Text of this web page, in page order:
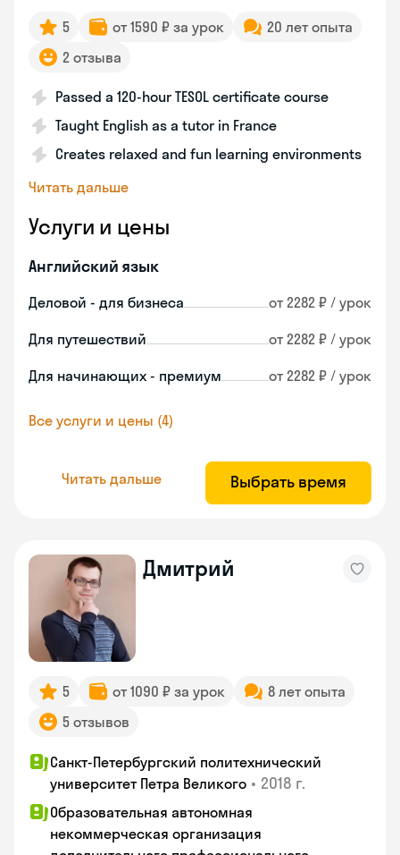
5 от 1590 ₽ за урок
20 лет опыта
2 отзыва
Passed a 120-hour TESOL certificate course
Taught English as a tutor in France
Creates relaxed and fun learning environments
Читать дальше
Услуги и цены
Английский язык
Деловой - для бизнеса от 2282 ₽ / урок
Для путешествий от 2282 ₽ / урок
Для начинающих - премиум от 2282 ₽ / урок
Все услуги и цены (4)
Читать дальше Выбрать время
Дмитрий
5 от 1090 ₽ за урок
8 лет опыта
5 отзывов
Санкт-Петербургский политехнический
университет Петра Великого • 2018 г.
Образовательная автономная
некоммерческая организация